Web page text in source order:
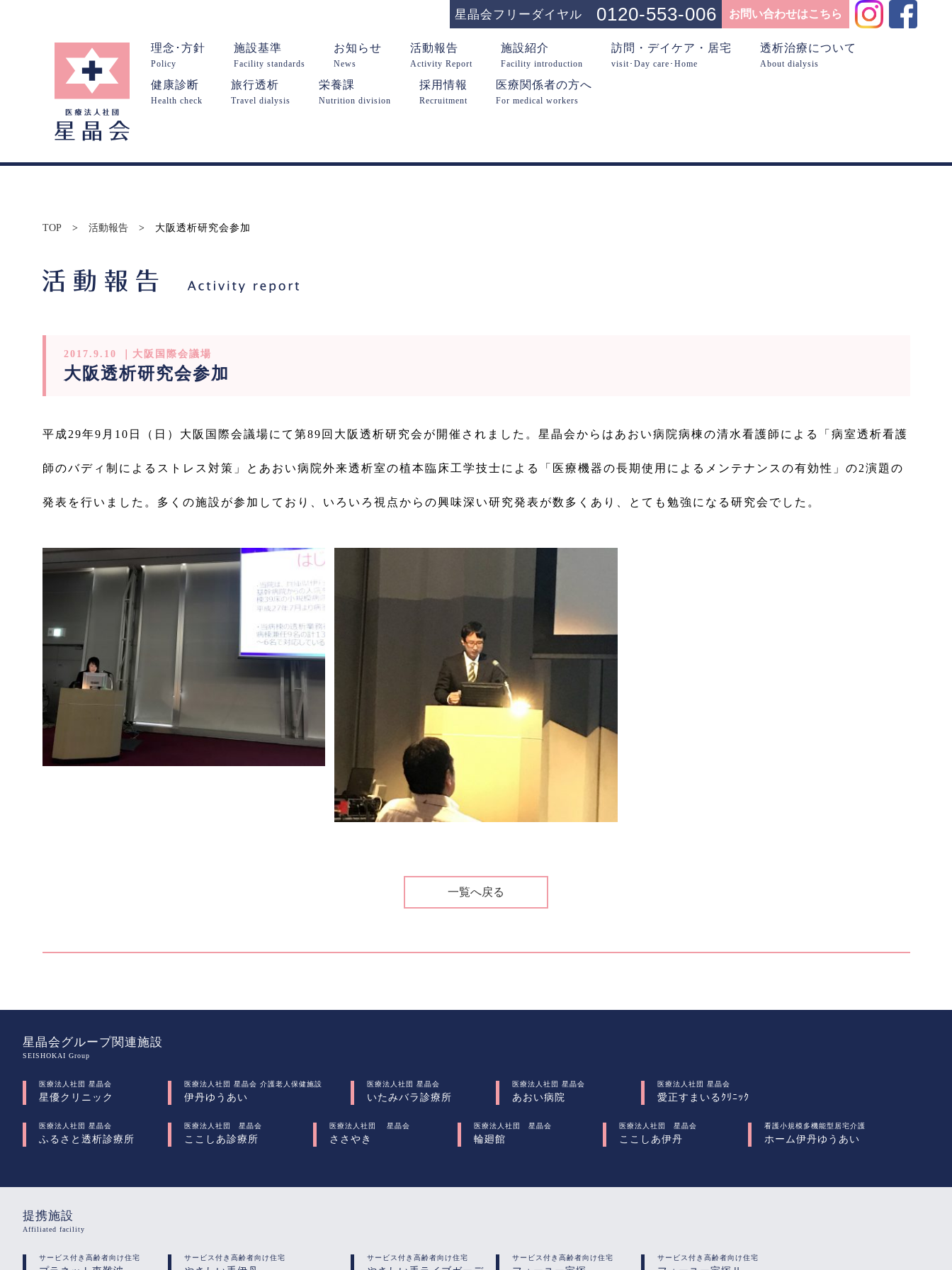
星晶会フリーダイヤル 0120-553-006 お問い合わせはこちら
理念･方針
Policy
施設基準
Facility standards
お知らせ
News
活動報告
Activity Report
施設紹介
Facility introduction
訪問・デイケア・居宅
visit･Day care･Home
透析治療について
About dialysis
健康診断
Health check
旅行透析
Travel dialysis
栄養課
Nutrition division
採用情報
Recruitment
医療関係者の方へ
For medical workers
TOP > 活動報告 > 大阪透析研究会参加
2017.9.10 ｜大阪国際会議場
大阪透析研究会参加
平成29年9月10日（日）大阪国際会議場にて第89回大阪透析研究会が開催されました。星晶会からはあおい病院病棟の清水看護師による「病室透析看護
師のバディ制によるストレス対策」とあおい病院外来透析室の植本臨床工学技士による「医療機器の長期使用によるメンテナンスの有効性」の2演題の
発表を行いました。多くの施設が参加しており、いろいろ視点からの興味深い研究発表が数多くあり、とても勉強になる研究会でした。
一覧へ戻る
星晶会グループ関連施設
SEISHOKAI Group
医療法人社団 星晶会
星優クリニック
医療法人社団 星晶会 介護老人保健施設
伊丹ゆうあい
医療法人社団 星晶会
いたみバラ診療所
医療法人社団 星晶会
あおい病院
医療法人社団 星晶会
愛正すまいるｸﾘﾆｯｸ
医療法人社団 星晶会
ふるさと透析診療所
医療法人社団 星晶会
ここしあ診療所
医療法人社団 星晶会
ささやき
医療法人社団 星晶会
輪廻館
医療法人社団 星晶会
ここしあ伊丹
看護小規模多機能型居宅介護
ホーム伊丹ゆうあい
提携施設
Affiliated facility
サービス付き高齢者向け住宅 サービス付き高齢者向け住宅 サービス付き高齢者向け住宅 サービス付き高齢者向け住宅 サービス付き高齢者向け住宅